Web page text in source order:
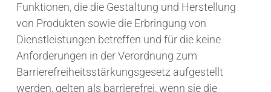
Funktionen, die die Gestaltung und Herstellung
von Produkten sowie die Erbringung von
Dienstleistungen betreffen und für die keine
Anforderungen in der Verordnung zum
Barrierefreiheitsstärkungsgesetz aufgestellt
werden, gelten als barrierefrei, wenn sie die